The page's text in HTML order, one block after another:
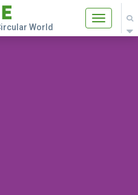
Toggle
World